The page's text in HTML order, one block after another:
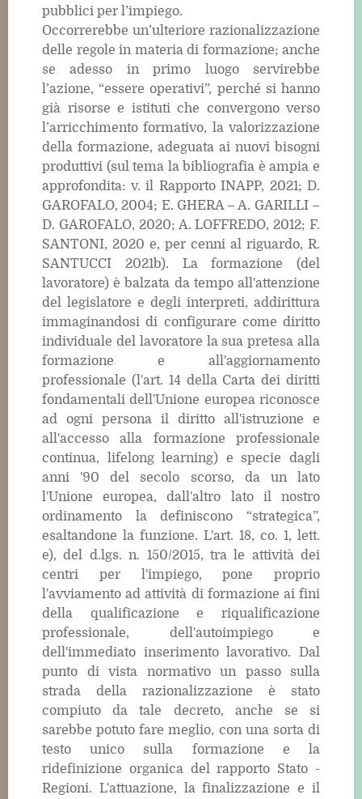
pubblici per l’impiego.
Occorrerebbe un’ulteriore razionalizzazione
delle regole in materia di formazione; anche
se adesso in primo luogo servirebbe
l’azione, “essere operativi”, perché si hanno
già risorse e istituti che convergono verso
l’arricchimento formativo, la valorizzazione
della formazione, adeguata ai nuovi bisogni
produttivi (sul tema la bibliografia è ampia e
approfondita: v. il Rapporto INAPP, 2021; D.
GAROFALO, 2004; E. GHERA – A. GARILLI –
D. GAROFALO, 2020; A. LOFFREDO, 2012; F.
SANTONI, 2020 e, per cenni al riguardo, R.
SANTUCCI 2021b). La formazione (del
lavoratore) è balzata da tempo all'attenzione
del legislatore e degli interpreti, addirittura
immaginandosi di configurare come diritto
individuale del lavoratore la sua pretesa alla
formazione e all'aggiornamento
professionale (l'art. 14 della Carta dei diritti
fondamentali dell'Unione europea riconosce
ad ogni persona il diritto all'istruzione e
all'accesso alla formazione professionale
continua, lifelong learning) e specie dagli
anni '90 del secolo scorso, da un lato
l'Unione europea, dall'altro lato il nostro
ordinamento la definiscono “strategica”,
esaltandone la funzione. L'art. 18, co. 1, lett.
e), del d.lgs. n. 150/2015, tra le attività dei
centri per l'impiego, pone proprio
l'avviamento ad attività di formazione ai fini
della qualificazione e riqualificazione
professionale, dell'autoimpiego e
dell'immediato inserimento lavorativo. Dal
punto di vista normativo un passo sulla
strada della razionalizzazione è stato
compiuto da tale decreto, anche se si
sarebbe potuto fare meglio, con una sorta di
testo unico sulla formazione e la
ridefinizione organica del rapporto Stato -
Regioni. L'attuazione, la finalizzazione e il